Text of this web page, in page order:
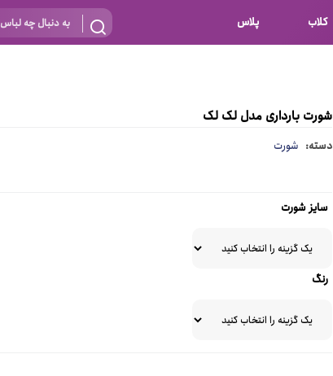
کلاب پلاس
شورت بارداری مدل لک لک
دسته: شورت
سایز شورت
رنگ